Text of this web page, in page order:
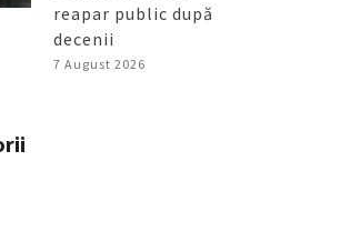
reapar public după
decenii
7 August 2026